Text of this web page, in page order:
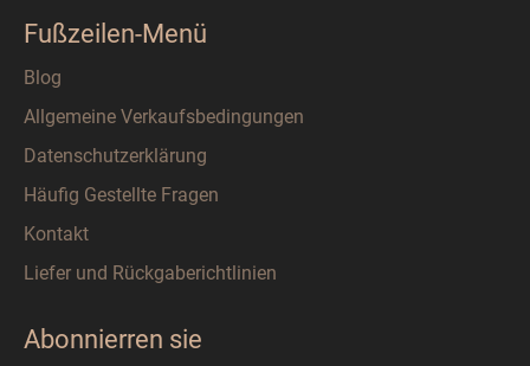
Fußzeilen-Menü
Blog
Allgemeine Verkaufsbedingungen
Datenschutzerklärung
Häufig Gestellte Fragen
Kontakt
Liefer und Rückgaberichtlinien
Abonnierren sie